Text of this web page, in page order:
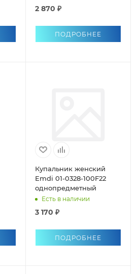
2 870 ₽
ПОДРОБНЕЕ
Купальник женский
Emdi 01-0328-100F22
однопредметный
Есть в наличии
3 170 ₽
ПОДРОБНЕЕ